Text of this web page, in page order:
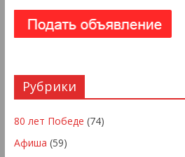
Рубрики
80 лет Победе (74)
Афиша (59)